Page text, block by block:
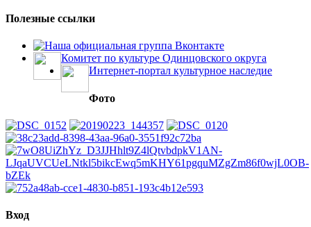
Полезные ссылки
Наша официальная группа Вконтакте
Комитет по культуре Одинцовского округа
Интернет-портал культурное наследие
Фото
Вход